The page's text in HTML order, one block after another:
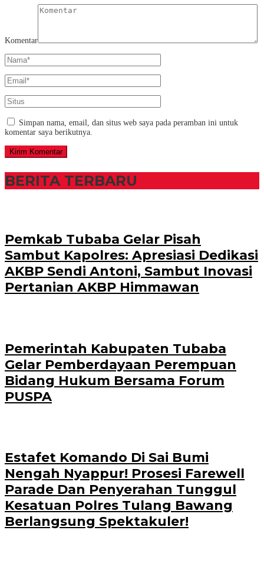
Komentar
Simpan nama, email, dan situs web saya pada peramban ini untuk
komentar saya berikutnya.
BERITA TERBARU
Pemkab Tubaba Gelar Pisah
Sambut Kapolres: Apresiasi Dedikasi
AKBP Sendi Antoni, Sambut Inovasi
Pertanian AKBP Himmawan
Pemerintah Kabupaten Tubaba
Gelar Pemberdayaan Perempuan
Bidang Hukum Bersama Forum
PUSPA
Estafet Komando Di Sai Bumi
Nengah Nyappur! Prosesi Farewell
Parade Dan Penyerahan Tunggul
Kesatuan Polres Tulang Bawang
Berlangsung Spektakuler!